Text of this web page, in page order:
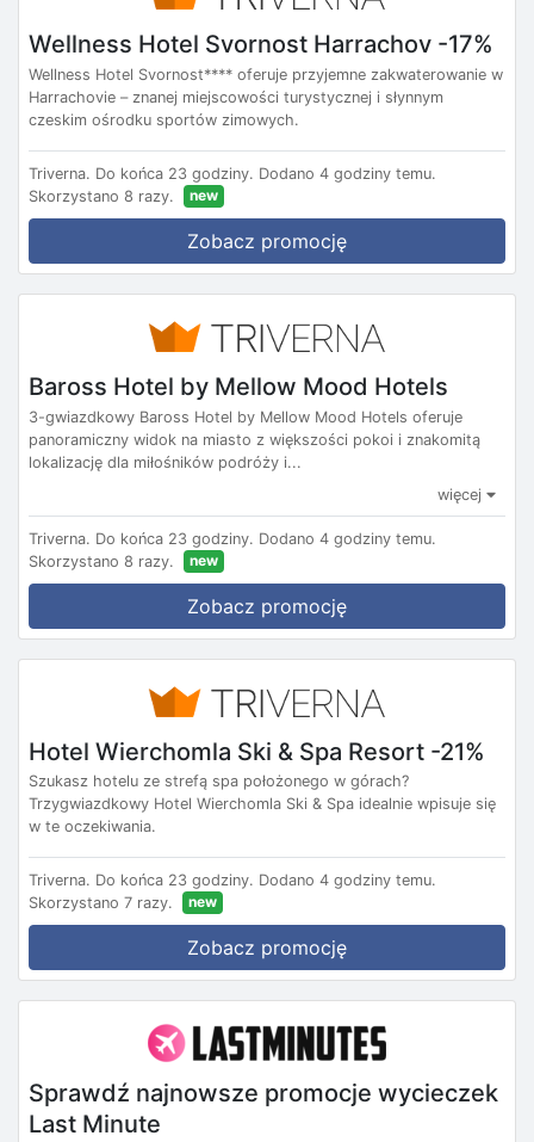
Wellness Hotel Svornost Harrachov -17%
Wellness Hotel Svornost**** oferuje przyjemne zakwaterowanie w
Harrachovie – znanej miejscowości turystycznej i słynnym
czeskim ośrodku sportów zimowych.
Triverna. Do końca 23 godziny. Dodano 4 godziny temu.
Skorzystano 8 razy.
new
Zobacz promocję
Baross Hotel by Mellow Mood Hotels
3-gwiazdkowy Baross Hotel by Mellow Mood Hotels oferuje
panoramiczny widok na miasto z większości pokoi i znakomitą
lokalizację dla miłośników podróży i...
więcej
Triverna. Do końca 23 godziny. Dodano 4 godziny temu.
Skorzystano 8 razy.
new
Zobacz promocję
Hotel Wierchomla Ski & Spa Resort -21%
Szukasz hotelu ze strefą spa położonego w górach?
Trzygwiazdkowy Hotel Wierchomla Ski & Spa idealnie wpisuje się
w te oczekiwania.
Triverna. Do końca 23 godziny. Dodano 4 godziny temu.
Skorzystano 7 razy.
new
Zobacz promocję
Sprawdź najnowsze promocje wycieczek
Last Minute